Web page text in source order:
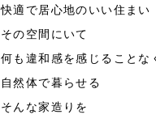
快適で居心地のいい住まい
その空間にいて
何も違和感を感じることな
自然体で暮らせる
そんな家造りを